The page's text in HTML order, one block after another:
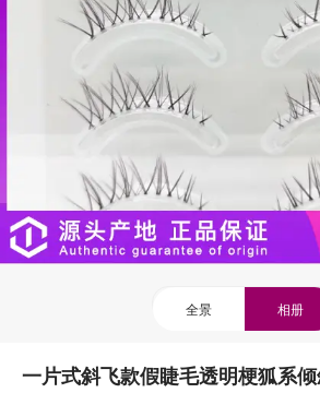
全景 相册
一片式斜飞款假睫毛透明梗狐系